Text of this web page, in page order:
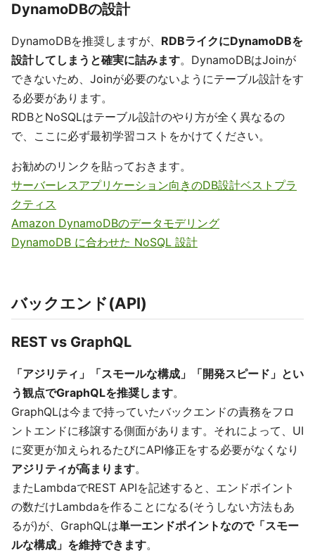
DynamoDBの設計
DynamoDBを推奨しますが、 RDBライクにDynamoDBを
設計してしまうと確実に詰みます。DynamoDBはJoinが
できないため、Joinが必要のないようにテーブル設計をす
る必要があります。
RDBとNoSQLはテーブル設計のやり方が全く異なるの
で、ここに必ず最初学習コストをかけてください。
お勧めのリンクを貼っておきます。
サーバーレスアプリケーション向きのDB設計ベストプラ
クティス
Amazon DynamoDBのデータモデリング
DynamoDB に合わせた NoSQL 設計
バックエンド(API)
REST vs GraphQL
「アジリティ」「スモールな構成」「開発スピード」とい
う観点でGraphQLを推奨します。
GraphQLは今まで持っていたバックエンドの責務をフロ
ントエンドに移譲する側面があります。それによって、UI
に変更が加えられるたびにAPI修正をする必要がなくなり
アジリティが高まります。
またLambdaでREST APIを記述すると、エンドポイント
の数だけLambdaを作ることになる(そうしない方法もあ
るが)が、GraphQLは単一エンドポイントなので「スモー
ルな構成」を維持できます。